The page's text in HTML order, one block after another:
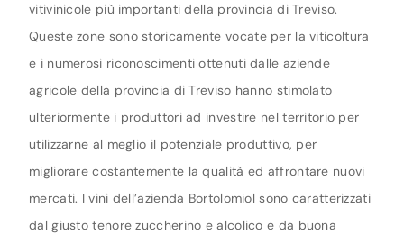
vitivinicole più importanti della provincia di Treviso.
Queste zone sono storicamente vocate per la viticoltura
e i numerosi riconoscimenti ottenuti dalle aziende
agricole della provincia di Treviso hanno stimolato
ulteriormente i produttori ad investire nel territorio per
utilizzarne al meglio il potenziale produttivo, per
migliorare costantemente la qualità ed affrontare nuovi
mercati. I vini dell’azienda Bortolomiol sono caratterizzati
dal giusto tenore zuccherino e alcolico e da buona